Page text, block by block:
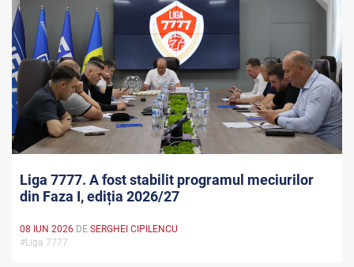
Liga 7777. A fost stabilit programul meciurilor
din Faza I, ediția 2026/27
08 IUN 2026 DE SERGHEI CIPILENCU
#Liga 7777